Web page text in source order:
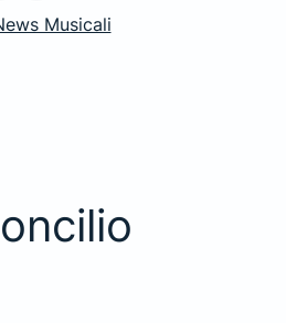
Musicali